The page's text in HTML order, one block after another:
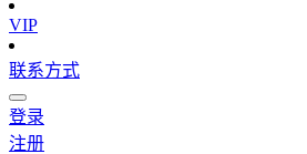
VIP
联系方式
登录
注册